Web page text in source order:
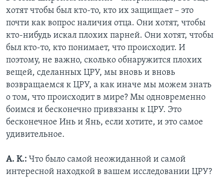
хотят чтобы был кто-то, кто их защищает – это
почти как вопрос наличия отца. Они хотят, чтобы
кто-нибудь искал плохих парней. Они хотят, чтобы
был кто-то, кто понимает, что происходит. И
поэтому, не важно, сколько обнаружится плохих
вещей, сделанных ЦРУ, мы вновь и вновь
возвращаемся к ЦРУ, а как иначе мы можем знать
о том, что происходит в мире? Мы одновременно
боимся и бесконечно привязаны к ЦРУ. Это
бесконечное Инь и Янь, если хотите, и это самое
удивительное.
А. К.: Что было самой неожиданной и самой
интересной находкой в вашем исследовании ЦРУ?